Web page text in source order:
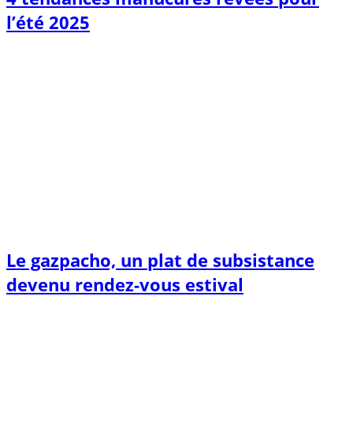
l’été 2025
Le gazpacho, un plat de subsistance
devenu rendez-vous estival